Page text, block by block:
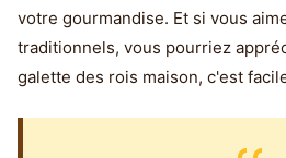
votre gourmandise. Et si vous
traditionnels, vous pourriez
galette des rois maison, c'est